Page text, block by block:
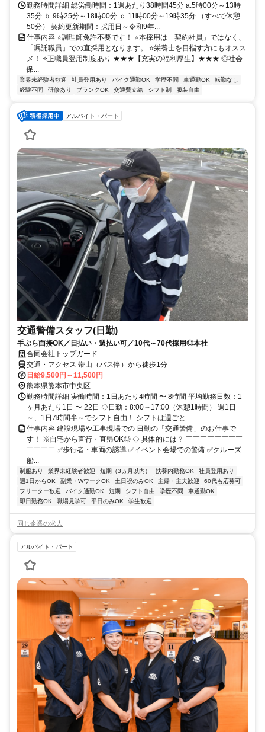
勤務時間詳細 総労働時間：1週あたり38時間45分 a.5時00分～13時
35分 ｂ.9時25分～18時00分 ｃ.11時00分～19時35分 （すべて休憩
50分） 契約更新期間：採用日～令和9年...
仕事内容 ⭐調理師免許不要です！ ⭐本採用は「契約社員」ではなく、
「嘱託職員」での直採用となります。 ⭐栄養士を目指す方にもオスス
メ！ ⭐正職員登用制度あり ★★★【充実の福利厚生】★★★ ◎社会
保...
業界未経験者歓迎 社員登用あり バイク通勤OK 学歴不問 車通勤OK
転勤なし
経験不問
研修あり ブランクOK 交通費支給 シフト制 服装自由
アルバイト・パート
交通警備スタッフ(日勤)
手ぶら面接OK／日払い・週払い可／10代～70代採用◎本社
合同会社トップガード
交通・アクセス 帯山（バス停）から徒歩1分
日給9,500円～11,500円
熊本県熊本市中央区
勤務時間詳細 実働時間：1日あたり4時間 〜 8時間 平均勤務日数：1
ヶ月あたり1日 〜 22日 ◇日勤：8:00～17:00（休憩1時間） 週1日
～、1日7時間半～でシフト自由！ シフトは週ごと...
仕事内容 建設現場や工事現場での 日勤の「交通警備」のお仕事で
す！ ※自宅から直行・直帰OK◎ ◇ 具体的には？ ￣￣￣￣￣￣￣￣
￣￣￣￣ ✅歩行者・車両の誘導 ✅イベント会場での警備 ✅クルーズ
船...
制服あり 業界未経験者歓迎 短期（3ヵ月以内） 扶養内勤務OK
社員登用あり
週1日からOK
副業・WワークOK 土日祝のみOK 主婦・主夫歓迎
60代も応募可
フリーター歓迎
バイク通勤OK 短期 シフト自由 学歴不問
車通勤OK
即日勤務OK
職場見学可 平日のみOK 学生歓迎
同じ企業の求人
アルバイト・パート